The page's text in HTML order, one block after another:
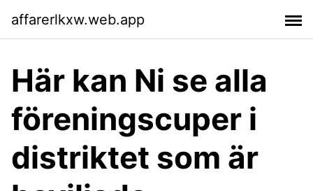
affarerlkxw.web.app
Här kan Ni se alla
föreningscuper i
distriktet som är